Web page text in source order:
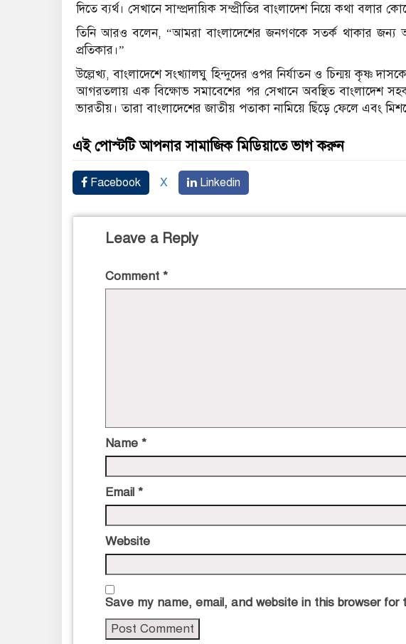
দিতে ব্যর্থ। সেখানে সাম্প্রদায়িক সম্প্রীতির বাংলাদেশ নিয়ে কথা বলার
তিনি আরও বলেন, “আমরা বাংলাদেশের জনগণকে সতর্ক থাকার জন্য
প্রতিকার।”
উল্লেখ্য, বাংলাদেশে সংখ্যালঘু হিন্দুদের ওপর নির্যাতন ও চিন্ময় কৃষ্ণ দাসকে
আগরতলায় এক বিক্ষোভ সমাবেশের পর সেখানে অবস্থিত বাংলাদেশ
ভারতীয়। তারা বাংলাদেশের জাতীয় পতাকা নামিয়ে ছিঁড়ে ফেলে এবং
এই পোস্টটি আপনার সামাজিক মিডিয়াতে ভাগ করুন
Facebook X Linkedin
Leave a Reply
Comment *
Name *
Email *
Website
Save my name, email, and website in this browser